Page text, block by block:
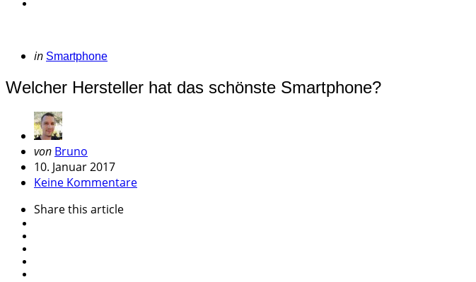
Categories
Posted
in Smartphone
Welcher Hersteller hat das schönste Smartphone?
Geschrieben
von
von Bruno
10. Januar 2017
Keine Kommentare
Sharethis article